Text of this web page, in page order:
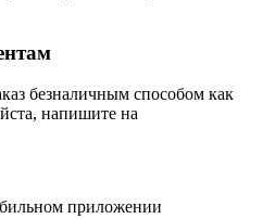
безналичным способом как
напишите на
приложении